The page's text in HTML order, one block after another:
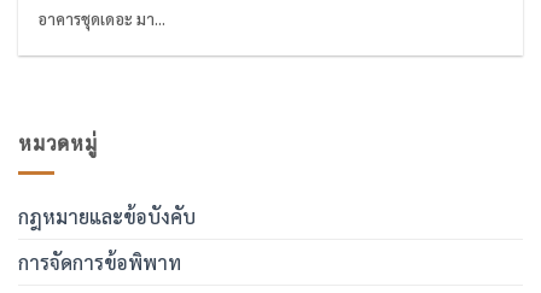
อาคารชุดเดอะ มา...
หมวดหมู่
กฎหมายและข้อบังคับ
การจัดการข้อพิพาท